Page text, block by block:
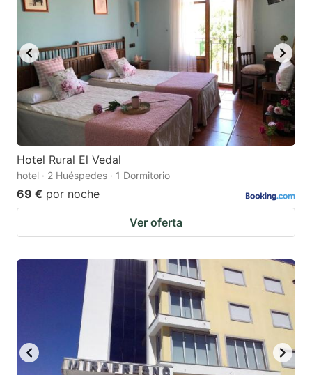
Hotel Rural El Vedal
hotel · 2 Huéspedes · 1 Dormitorio
69 € por noche
Ver oferta